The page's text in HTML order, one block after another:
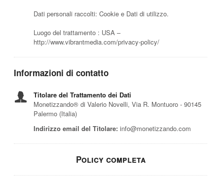
Dati personali raccolti: Cookie e Dati di utilizzo.
Luogo del trattamento : USA –
http://www.vibrantmedia.com/privacy-policy/
Informazioni di contatto
Titolare del Trattamento dei Dati
Monetizzando® di Valerio Novelli, Via R. Montuoro - 90145
Palermo (Italia)
Indirizzo email del Titolare: info@monetizzando.com
Policy completa